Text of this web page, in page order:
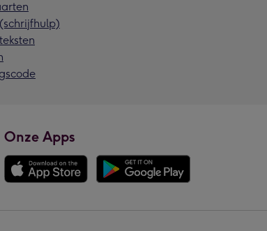
Onze Apps